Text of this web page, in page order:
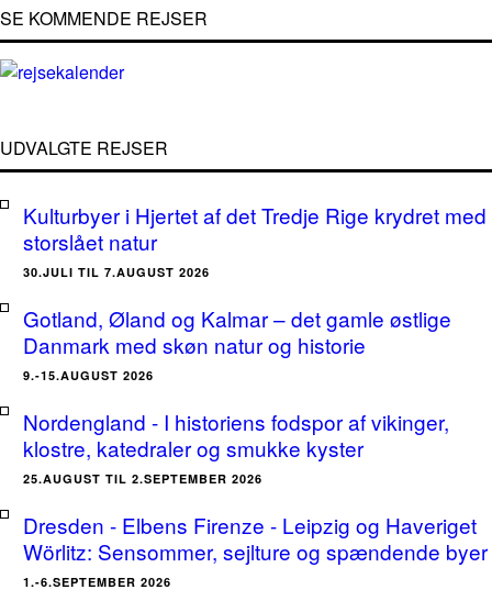
SE KOMMENDE REJSER
UDVALGTE REJSER
Kulturbyer i Hjertet af det Tredje Rige krydret med
storslået natur
30.JULI TIL 7.AUGUST 2026
Gotland, Øland og Kalmar – det gamle østlige
Danmark med skøn natur og historie
9.-15.AUGUST 2026
Nordengland - I historiens fodspor af vikinger,
klostre, katedraler og smukke kyster
25.AUGUST TIL 2.SEPTEMBER 2026
Dresden - Elbens Firenze - Leipzig og Haveriget
Wörlitz: Sensommer, sejlture og spændende byer
1.-6.SEPTEMBER 2026